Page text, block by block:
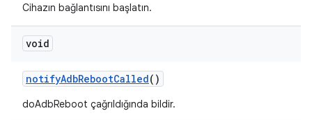
Cihazın bağlantısını başlatın.
void
notifyAdbRebootCalled()
doAdbReboot çağrıldığında bildir.